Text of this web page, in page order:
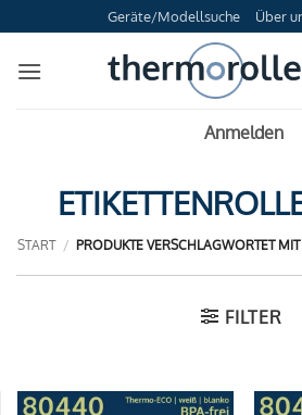
Inhalt
springen
Geräte/Modellsuche Über
Anmelden
START / PRODUKTE VERSCHLAGWORTET
FILTER